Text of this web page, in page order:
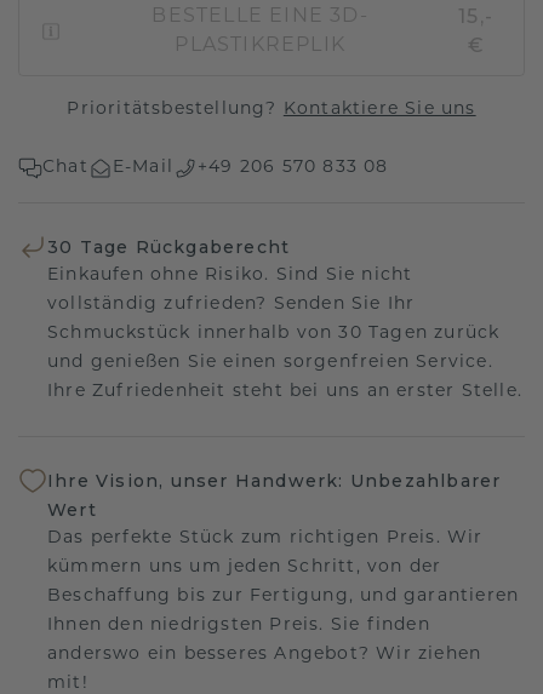
BESTELLE EINE 3D-
PLASTIKREPLIK
15,-
€
Prioritätsbestellung? Kontaktiere Sie uns
Chat E-Mail +49 206 570 833 08
30 Tage Rückgaberecht
Einkaufen ohne Risiko. Sind Sie nicht
vollständig zufrieden? Senden Sie Ihr
Schmuckstück innerhalb von 30 Tagen zurück
und genießen Sie einen sorgenfreien Service.
Ihre Zufriedenheit steht bei uns an erster Stelle.
Ihre Vision, unser Handwerk: Unbezahlbarer
Wert
Das perfekte Stück zum richtigen Preis. Wir
kümmern uns um jeden Schritt, von der
Beschaffung bis zur Fertigung, und garantieren
Ihnen den niedrigsten Preis. Sie finden
anderswo ein besseres Angebot? Wir ziehen
mit!